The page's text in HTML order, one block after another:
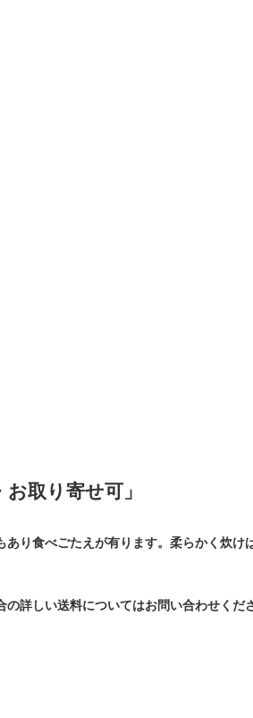
取り寄せ可」
り食べごたえが有ります。柔らかく炊
詳しい送料についてはお問い合わせくだ